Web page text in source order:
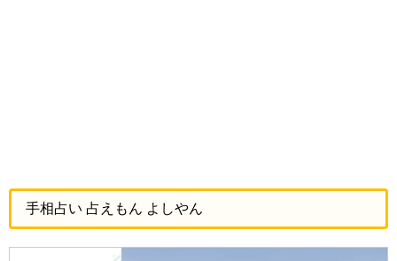
手相占い 占えもん よしやん